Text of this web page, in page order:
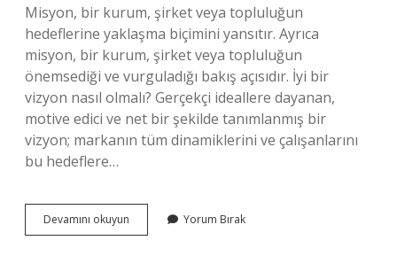
Misyon, bir kurum, şirket veya topluluğun
hedeflerine yaklaşma biçimini yansıtır. Ayrıca
misyon, bir kurum, şirket veya topluluğun
önemsediği ve vurguladığı bakış açısıdır. İyi bir
vizyon nasıl olmalı? Gerçekçi ideallere dayanan,
motive edici ve net bir şekilde tanımlanmış bir
vizyon; markanın tüm dinamiklerini ve çalışanlarını
bu hedeflere…
Devamını okuyun
Bir
Yorum Bırak